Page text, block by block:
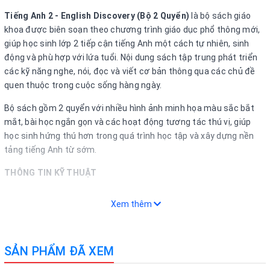
Tiếng Anh 2 - English Discovery (Bộ 2 Quyển) là bộ sách giáo
khoa được biên soạn theo chương trình giáo dục phổ thông mới,
giúp học sinh lớp 2 tiếp cận tiếng Anh một cách tự nhiên, sinh
động và phù hợp với lứa tuổi. Nội dung sách tập trung phát triển
các kỹ năng nghe, nói, đọc và viết cơ bản thông qua các chủ đề
quen thuộc trong cuộc sống hàng ngày.
Bộ sách gồm 2 quyển với nhiều hình ảnh minh họa màu sắc bắt
mắt, bài học ngắn gọn và các hoạt động tương tác thú vị, giúp
học sinh hứng thú hơn trong quá trình học tập và xây dựng nền
tảng tiếng Anh từ sớm.
THÔNG TIN KỸ THUẬT
• Số lượng: 2 quyển/bộ.
Xem thêm
SẢN PHẨM ĐÃ XEM